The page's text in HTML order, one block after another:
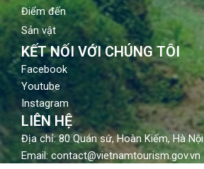
Điểm đến
Sản vật
KẾT NỐI VỚI CHÚNG TÔI
Facebook
Youtube
Instagram
LIÊN HỆ
Địa chỉ: 80 Quán sứ, Hoàn Kiếm, Hà Nội
Email: contact@vietnamtourism.gov.vn